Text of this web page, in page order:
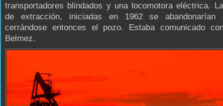
transportadores blindados y una locomotora eléctrica.
de extracción, iniciadas en 1962 se abandonarían
cerrándose entonces el pozo. Estaba comunicado
Belmez.